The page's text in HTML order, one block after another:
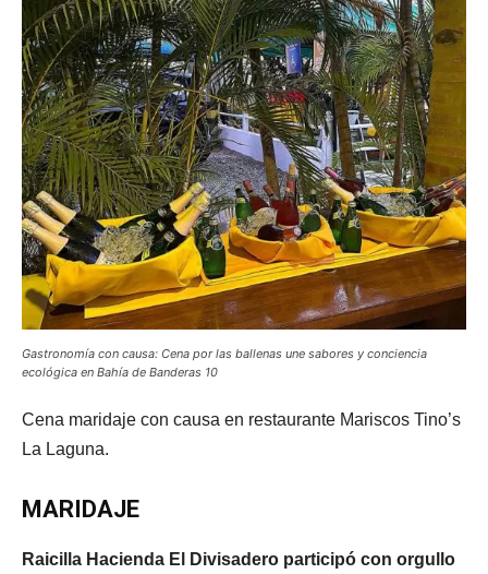
Gastronomía con causa: Cena por las ballenas une sabores y conciencia
ecológica en Bahía de Banderas 10
Cena maridaje con causa en restaurante Mariscos Tino’s
La Laguna.
MARIDAJE
Raicilla Hacienda El Divisadero participó con orgullo